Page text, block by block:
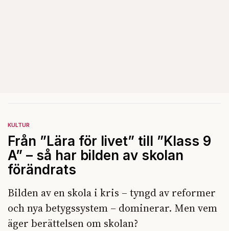
KULTUR
Från ”Lära för livet” till ”Klass 9
A” – så har bilden av skolan
förändrats
Bilden av en skola i kris – tyngd av reformer
och nya betygssystem – dominerar. Men vem
äger berättelsen om skolan?